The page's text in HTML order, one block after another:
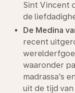
Sint Vincent
de
De Medina
recent
waaronder
madrassa's
uit de tijd van